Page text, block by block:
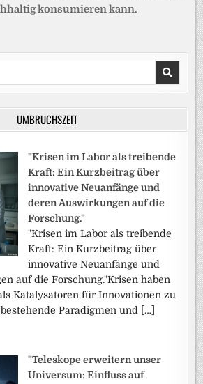
konsumieren kann.
UMBRUCHSZEIT
"Krisen im Labor als treibende
Kraft: Ein Kurzbeitrag über
innovative Neuanfänge und
deren Auswirkungen auf die
Forschung."
"Krisen im Labor als treibende
Kraft: Ein Kurzbeitrag über
innovative Neuanfänge und
auf die Forschung."Krisen haben
Katalysatoren für Innovationen zu
Paradigmen und […]
"Teleskope erweitern unser
Universum: Einfluss auf